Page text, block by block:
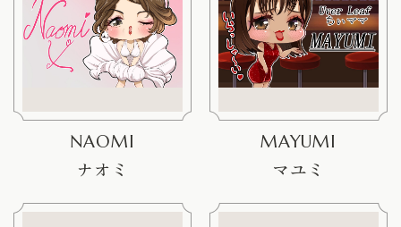
NAOMI
ナオミ
MAYUMI
マユミ